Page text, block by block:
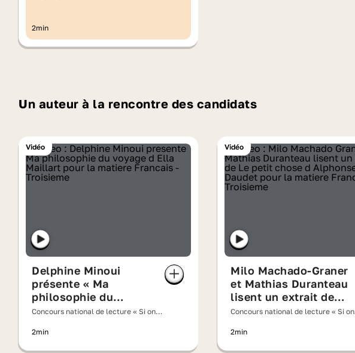
2min
Un auteur à la rencontre des candidats
Vidéo
Delphine Minoui
présente « Ma
philosophie du
voyage » d'Ella
Concours national de lecture « Si on
2min
Vidéo
Milo Machado-Graner
et Mathias Duranteau
lisent un extrait de
« Le petit chose »
Concours national de lecture « Si on
2min